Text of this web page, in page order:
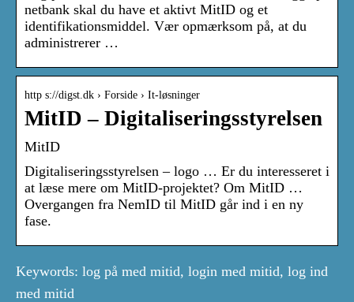
netbank skal du have et aktivt MitID og et
identifikationsmiddel. Vær opmærksom på, at du
administrerer …
http s://digst.dk › Forside › It-løsninger
MitID – Digitaliseringsstyrelsen
MitID
Digitaliseringsstyrelsen – logo … Er du interesseret i
at læse mere om MitID-projektet? Om MitID …
Overgangen fra NemID til MitID går ind i en ny
fase.
Keywords: log på med mitid, login med mitid, log ind
med mitid